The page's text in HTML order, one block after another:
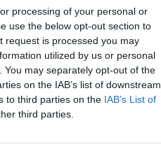
processing of your personal or
use the below opt-out section to
request is processed you may
utilized by us or personal
may separately opt-out of the
on the IAB’s list of downstream
to third parties on the IAB’s List of
third parties.